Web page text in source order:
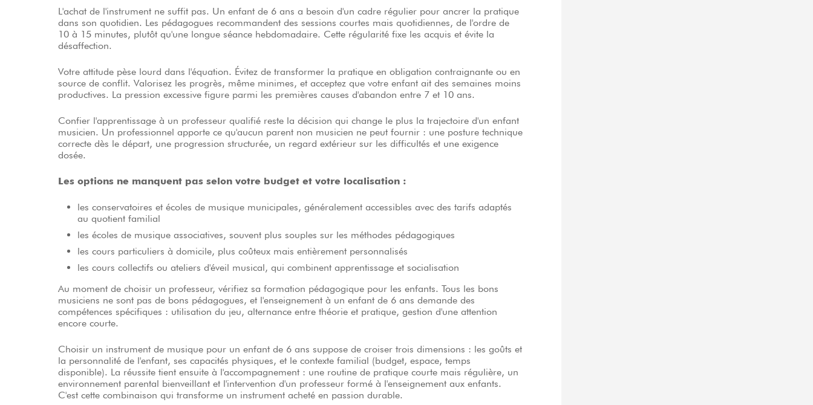
L'achat de l'instrument ne suffit pas. Un enfant de 6 ans a besoin d'un cadre régulier pour ancrer la pratique
dans son quotidien. Les pédagogues recommandent des sessions courtes mais quotidiennes, de l'ordre de
10 à 15 minutes, plutôt qu'une longue séance hebdomadaire. Cette régularité fixe les acquis et évite la
désaffection.
Votre attitude pèse lourd dans l'équation. Évitez de transformer la pratique en obligation contraignante ou en
source de conflit. Valorisez les progrès, même minimes, et acceptez que votre enfant ait des semaines moins
productives. La pression excessive figure parmi les premières causes d'abandon entre 7 et 10 ans.
Confier l'apprentissage à un professeur qualifié reste la décision qui change le plus la trajectoire d'un enfant
musicien. Un professionnel apporte ce qu'aucun parent non musicien ne peut fournir : une posture technique
correcte dès le départ, une progression structurée, un regard extérieur sur les difficultés et une exigence
dosée.
Les options ne manquent pas selon votre budget et votre localisation :
les conservatoires et écoles de musique municipales, généralement accessibles avec des tarifs adaptés
au quotient familial
les écoles de musique associatives, souvent plus souples sur les méthodes pédagogiques
les cours particuliers à domicile, plus coûteux mais entièrement personnalisés
les cours collectifs ou ateliers d'éveil musical, qui combinent apprentissage et socialisation
Au moment de choisir un professeur, vérifiez sa formation pédagogique pour les enfants. Tous les bons
musiciens ne sont pas de bons pédagogues, et l'enseignement à un enfant de 6 ans demande des
compétences spécifiques : utilisation du jeu, alternance entre théorie et pratique, gestion d'une attention
encore courte.
Choisir un instrument de musique pour un enfant de 6 ans suppose de croiser trois dimensions : les goûts et
la personnalité de l'enfant, ses capacités physiques, et le contexte familial (budget, espace, temps
disponible). La réussite tient ensuite à l'accompagnement : une routine de pratique courte mais régulière, un
environnement parental bienveillant et l'intervention d'un professeur formé à l'enseignement aux enfants.
C'est cette combinaison qui transforme un instrument acheté en passion durable.